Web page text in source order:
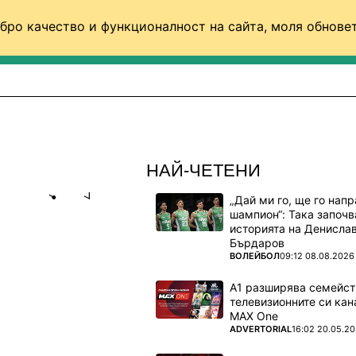
качество и функционалност на сайта, моля
НАЙ-ЧЕТЕНИ
„Дай ми го, ще го
шампион“: Така
историята на Денислав
Бърдаров
ПОВЕЧЕ ОТ
ВОЛЕЙБОЛ09:12 08.08.2026
А1 разширява
телевизионните си
MAX One
ПОВЕЧЕ ОТ
ADVERTORIAL16:02